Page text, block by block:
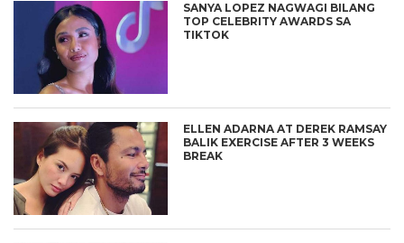
SANYA LOPEZ NAGWAGI BILANG
TOP CELEBRITY AWARDS SA
TIKTOK
ELLEN ADARNA AT DEREK RAMSAY
BALIK EXERCISE AFTER 3 WEEKS
BREAK